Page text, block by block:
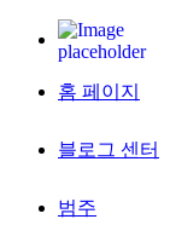
홈 페이지
블로그 센터
범주